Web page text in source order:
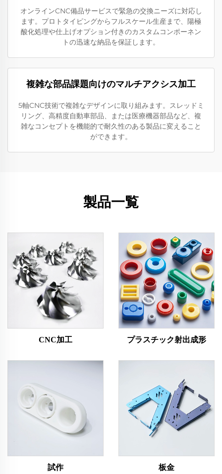
オンラインCNC備品サービスで緊急の交換ニーズに対応し
ます。プロトタイピングからフルスケール生産まで、陽極
酸化処理や仕上げオプション付きのカスタムコンポーネン
トの迅速な納品を保証します。
複雑な部品課題向けのマルチアクシス加工
5軸CNC技術で複雑なデザインに取り組みます。スレッドミ
リング、高精度自動車部品、または医療機器部品など、複
雑なコンセプトを機能的で耐久性のある製品に変えること
ができます。
製品一覧
CNC加工 プラスチック射出成形
試作 板金